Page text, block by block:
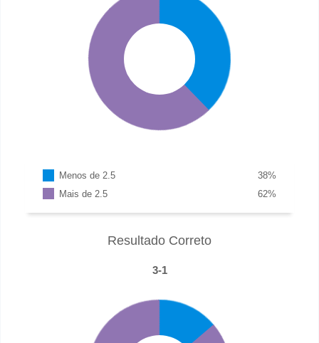
Menos de 2.5 %
38
Mais de 2.5
%
62
Resultado Correto
3-1